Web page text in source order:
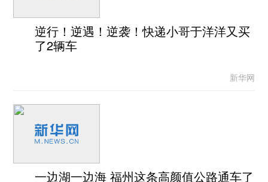
逆行！逆遇！逆袭！快递小哥于洋洋又买
了2辆车
新华网
一边湖一边海 福州这条高颜值公路通车了